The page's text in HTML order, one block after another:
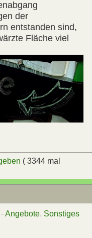
der
entstanden sind,
Fläche viel
( 3344 mal
Angebote, Sonstiges